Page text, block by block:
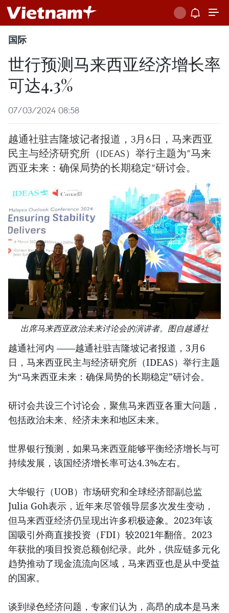
国际
世行预测马来西亚经济增长率
可达4.3%
07/03/2024 08:58
越通社驻吉隆坡记者报道，3月6日，马来西亚
民主与经济研究所（IDEAS）举行主题为“马来
西亚未来：确保局势的长期稳定”研讨会。
出席马来西亚政治未来讨论会的演讲者。图自越通社
越通社河内 ——越通社驻吉隆坡记者报道，3月6
日，马来西亚民主与经济研究所（IDEAS）举行主题
为“马来西亚未来：确保局势的长期稳定”研讨会。
研讨会共设三个讨论会，聚焦马来西亚各重大问题，
包括政治未来、经济未来和地区未来。
世界银行预测，如果马来西亚能够平衡经济增长与可
持续发展，该国经济增长率可达4.3%左右。
大华银行（UOB）市场研究和全球经济部副总监
Julia Goh表示，近年来尽管领导层多次发生变动，
但马来西亚经济仍呈现出许多积极迹象。2023年该
国吸引外商直接投资（FDI）较2021年翻倍。2023
年获批的项目投资总额创纪录。此外，供应链多元化
趋势推动了现金流流向区域，马来西亚也是从中受益
的国家。
谈到绿色经济问题，专家们认为，高昂的成本是马来